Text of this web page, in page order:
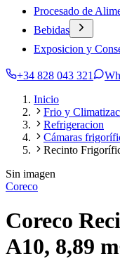
Procesado de
Bebidas
Exposicion y
+34 828 043 321
Inicio
Frio y
Refrigeracion
Cámaras
Recinto
Sin imagen
Coreco
Coreco
A10, 8,89